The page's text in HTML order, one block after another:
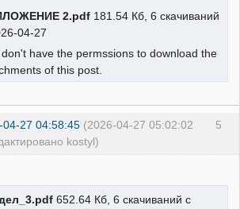
2.pdf 181.54 Кб, 6 скачиваний
04-27
don't have the permssions to download the
of this post.
5
04-27 04:58:45 (2026-04-27 05:02:02
kostyl)
652.64 Кб, 6 скачиваний с